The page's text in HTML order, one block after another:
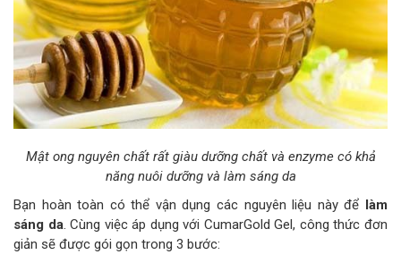
Mật ong nguyên chất rất giàu dưỡng chất và enzyme có khả
năng nuôi dưỡng và làm sáng da
Bạn hoàn toàn có thể vận dụng các nguyên liệu này để làm
sáng da. Cùng việc áp dụng với CumarGold Gel, công thức đơn
giản sẽ được gói gọn trong 3 bước: